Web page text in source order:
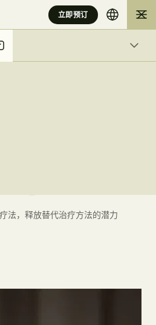
立即预订
法，释放替代治疗方法的潜力